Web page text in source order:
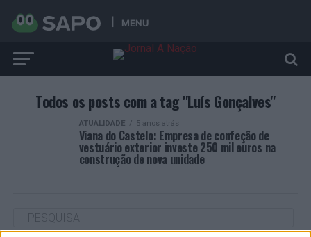
MENU
Todos os posts com a tag "Luís Gonçalves"
ATUALIDADE 5 anos atrás
Viana do Castelo: Empresa de confeção de
vestuário exterior investe 250 mil euros na
construção de nova unidade